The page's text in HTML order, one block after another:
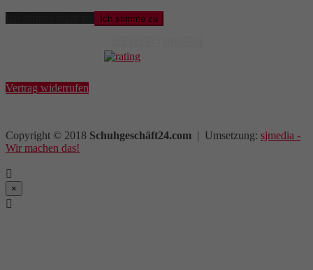
Ich stimme zu
Vertrag widerrufen
Copyright © 2018 Schuhgeschäft24.com | Umsetzung: sjmedia -
Wir machen das!

×
